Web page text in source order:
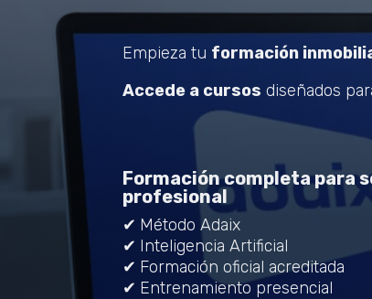
Empieza tu formación
Accede a cursos diseñados
Formación completa para
profesional
✔ Método Adaix
✔ Inteligencia Artificial
✔ Formación oficial acreditada
✔ Entrenamiento presencial